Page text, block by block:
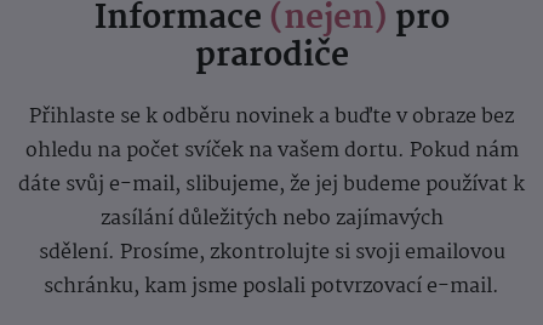
Informace (nejen) pro
prarodiče
Přihlaste se k odběru novinek a buďte v obraze bez
ohledu na počet svíček na vašem dortu. Pokud nám
dáte svůj e-mail, slibujeme, že jej budeme používat k
zasílání důležitých nebo zajímavých
sdělení. Prosíme, zkontrolujte si svoji emailovou
schránku, kam jsme poslali potvrzovací e-mail.